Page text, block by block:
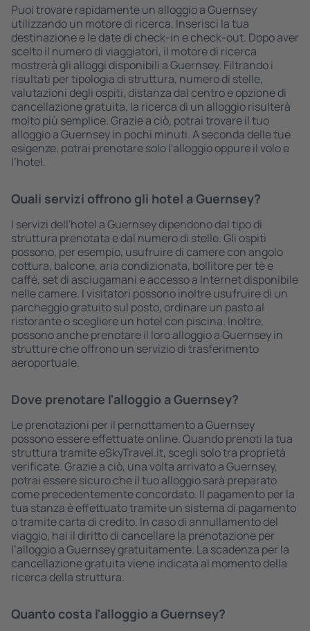
Puoi trovare rapidamente un alloggio a Guernsey
utilizzando un motore di ricerca. Inserisci la tua
destinazione e le date di check-in e check-out. Dopo aver
scelto il numero di viaggiatori, il motore di ricerca
mostrerà gli alloggi disponibili a Guernsey. Filtrando i
risultati per tipologia di struttura, numero di stelle,
valutazioni degli ospiti, distanza dal centro e opzione di
cancellazione gratuita, la ricerca di un alloggio risulterà
molto più semplice. Grazie a ciò, potrai trovare il tuo
alloggio a Guernsey in pochi minuti. A seconda delle tue
esigenze, potrai prenotare solo l'alloggio oppure il volo e
l’hotel.
Quali servizi offrono gli hotel a Guernsey?
I servizi dell'hotel a Guernsey dipendono dal tipo di
struttura prenotata e dal numero di stelle. Gli ospiti
possono, per esempio, usufruire di camere con angolo
cottura, balcone, aria condizionata, bollitore per tè e
caffè, set di asciugamani e accesso a Internet disponibile
nelle camere. I visitatori possono inoltre usufruire di un
parcheggio gratuito sul posto, ordinare un pasto al
ristorante o scegliere un hotel con piscina. Inoltre,
possono anche prenotare il loro alloggio a Guernsey in
strutture che offrono un servizio di trasferimento
aeroportuale.
Dove prenotare l'alloggio a Guernsey?
Le prenotazioni per il pernottamento a Guernsey
possono essere effettuate online. Quando prenoti la tua
struttura tramite eSkyTravel.it, scegli solo tra proprietà
verificate. Grazie a ciò, una volta arrivato a Guernsey,
potrai essere sicuro che il tuo alloggio sarà preparato
come precedentemente concordato. Il pagamento per la
tua stanza è effettuato tramite un sistema di pagamento
o tramite carta di credito. In caso di annullamento del
viaggio, hai il diritto di cancellare la prenotazione per
l’alloggio a Guernsey gratuitamente. La scadenza per la
cancellazione gratuita viene indicata al momento della
ricerca della struttura.
Quanto costa l'alloggio a Guernsey?